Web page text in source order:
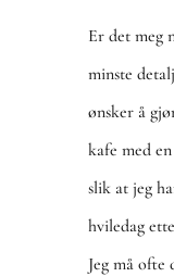
Er det meg
minste
ønsker å
kafe med
slik at jeg
hviledag
Jeg må